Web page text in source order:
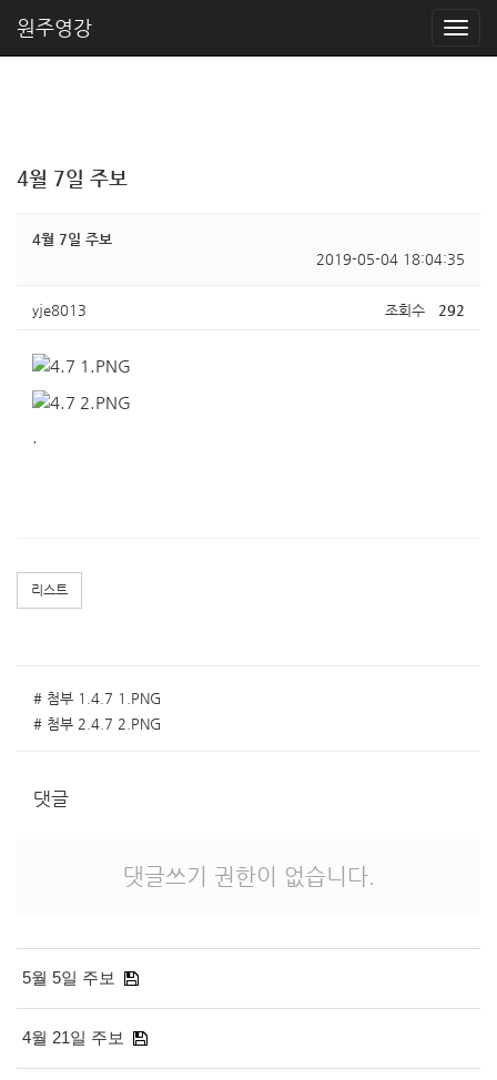
원주영강
4월 7일 주보
4월 7일 주보
2019-05-04 18:04:35
yje8013 조회수 292
리스트
# 첨부 1.4.7 1.PNG
# 첨부 2.4.7 2.PNG
댓글
댓글쓰기 권한이 없습니다.
5월 5일 주보
4월 21일 주보